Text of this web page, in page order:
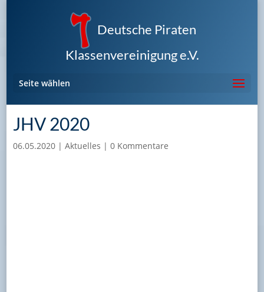
Deutsche Piraten
Klassenvereinigung e.V.
Seite wählen
JHV 2020
06.05.2020| Aktuelles | 0 Kommentare